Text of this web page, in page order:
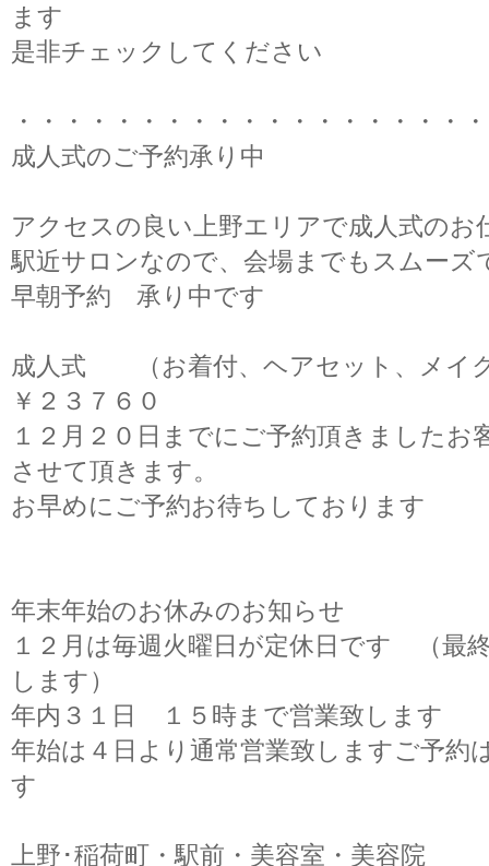
ます
是非チェックしてください
・・・・・・・・・・・・・・・・・・
成人式のご予約承り中
アクセスの良い上野エリアで成人式のお
駅近サロンなので、会場までもスムーズ
早朝予約 承り中です
成人式 （お着付、ヘアセット、メ
￥２３７６０
１２月２０日までにご予約頂きましたお
させて頂きます。
お早めにご予約お待ちしております
年末年始のお休みのお知らせ
１２月は毎週火曜日が定休日です （最
します）
年内３１日 １５時まで営業致します
年始は４日より通常営業致しますご予約
す
上野･稲荷町・駅前・美容室・美容院